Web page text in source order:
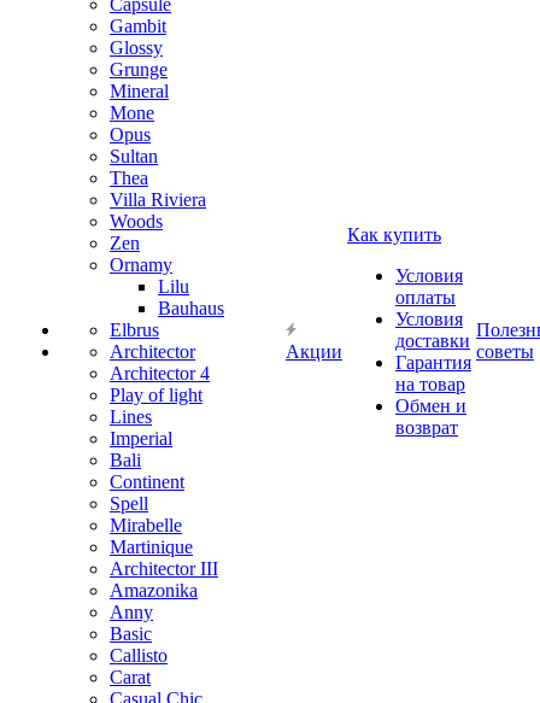
Capsule
Gambit
Glossy
Grunge
Mineral
Mone
Opus
Sultan
Thea
Villa Riviera
Woods
Zen
Ornamy
Lilu
Bauhaus
Elbrus
Architector
Architector 4
Play of light
Lines
Imperial
Bali
Continent
Spell
Mirabelle
Martinique
Architector III
Amazonika
Anny
Basic
Callisto
Carat
Casual Chic
Акции
Как купить
Условия
оплаты
Условия
доставки
Гарантия
на товар
Обмен и
возврат
советы